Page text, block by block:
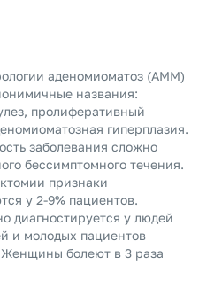
аденомиоматоз (АММ)
названия:
пролиферативный
гиперплазия.
заболевания сложно
бессимптомного течения.
признаки
у 2-9% пациентов.
диагностируется у людей
и молодых пациентов
Женщины болеют в 3 раза